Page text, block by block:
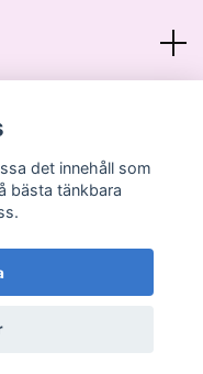
det innehåll som
bästa tänkbara